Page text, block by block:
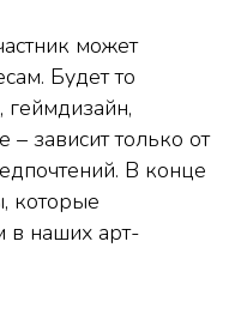
может
Будет то
геймдизайн,
– зависит только от
В конце
которые
в наших арт-